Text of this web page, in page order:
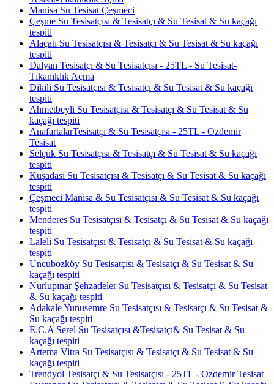
Manisa Su Tesisat Çeşmeci
Çeşme Su Tesisatçısı & Tesisatçı & Su Tesisat & Su kaçağı
tespiti
Alaçatı Su Tesisatçısı & Tesisatçı & Su Tesisat & Su kaçağı
tespiti
Dalyan Tesisatçı & Su Tesisatçısı - 25TL - Su Tesisat-
Tıkanıklık Açma
Dikili Su Tesisatçısı & Tesisatçı & Su Tesisat & Su kaçağı
tespiti
Ahmetbeyli Su Tesisatçısı & Tesisatçı & Su Tesisat & Su
kaçağı tespiti
AnafartalarTesisatçı & Su Tesisatçısı - 25TL - Ozdemir
Tesisat
Selçuk Su Tesisatçısı & Tesisatçı & Su Tesisat & Su kaçağı
tespiti
Kuşadasi Su Tesisatçısı & Tesisatçı & Su Tesisat & Su kaçağı
tespiti
Çeşmeci Manisa & Su Tesisatçısı & Su Tesisat & Su kaçağı
tespiti
Menderes Su Tesisatçısı & Tesisatçı & Su Tesisat & Su kaçağı
tespiti
Laleli Su Tesisatçısı & Tesisatçı & Su Tesisat & Su kaçağı
tespiti
Uncubozköy Su Tesisatçısı & Tesisatçı & Su Tesisat & Su
kaçağı tespiti
Nurlupınar Şehzadeler Su Tesisatçısı & Tesisatçı & Su Tesisat
& Su kaçağı tespiti
Adakale Yunusemre Su Tesisatçısı & Tesisatçı & Su Tesisat &
Su kaçağı tespiti
E.C.A Serel Su Tesisatçısı &Tesisatçı& Su Tesisat & Su
kaçağı tespiti
Artema Vitra Su Tesisatçısı & Tesisatçı & Su Tesisat & Su
kaçağı tespiti
Trendyol Tesisatçı & Su Tesisatçısı - 25TL - Ozdemir Tesisat